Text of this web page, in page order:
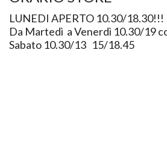
LUNEDI APERTO 10.30/18.30!!!
Da Martedì a Venerdì 10.30/19
Sabato 10.30/13 15/18.45